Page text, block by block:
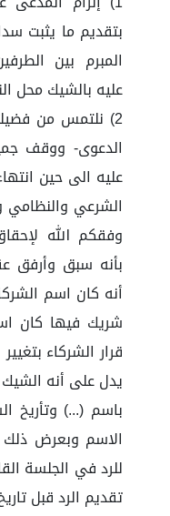
بتقديم ما يثبت
المبرم بين
عليه بالشيك محل
2) نلتمس من
الدعوى- ووقف
عليه الى حين
الشرعي والنظامي
وفقكم الله
بأنه سبق وأرفق
أنه كان اسم
شريك فيها كان
قرار الشركاء
يدل على أنه
باسم (...) وتأريخ
الاسم وبعرض
للرد في الجلسة